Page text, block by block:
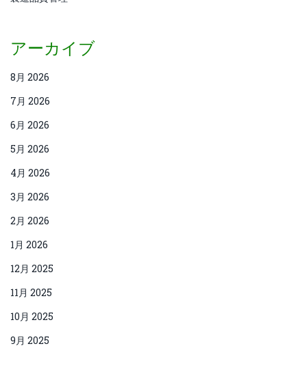
アーカイブ
8月 2026
7月 2026
6月 2026
5月 2026
4月 2026
3月 2026
2月 2026
1月 2026
12月 2025
11月 2025
10月 2025
9月 2025